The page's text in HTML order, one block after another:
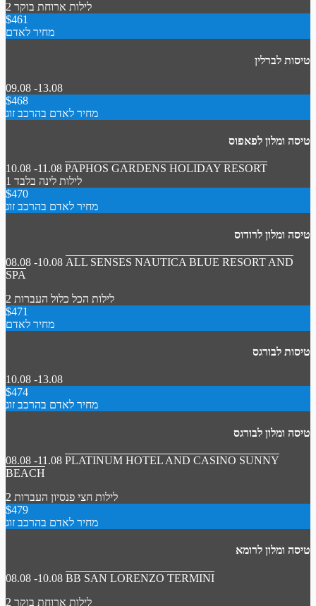
2 לילות ארוחת בוקר
$461
מחיר לאדם
טיסות לברלין
09.08 -13.08
$468
מחיר לאדם בהרכב זוג
טיסה ומלון לפאפוס
10.08 -11.08 PAPHOS GARDENS HOLIDAY RESORT
1 לילות לינה בלבד
$470
מחיר לאדם בהרכב זוג
טיסה ומלון לרודוס
08.08 -10.08 ALL SENSES NAUTICA BLUE RESORT AND
SPA
2 לילות הכל כלול העברות
$471
מחיר לאדם
טיסות לבורגס
10.08 -13.08
$474
מחיר לאדם בהרכב זוג
טיסה ומלון לבורגס
08.08 -11.08 PLATINUM HOTEL AND CASINO SUNNY
BEACH
2 לילות חצי פנסיון העברות
$479
מחיר לאדם בהרכב זוג
טיסה ומלון לרומא
08.08 -10.08 BB SAN LORENZO TERMINI
2 לילות ארוחת בוקר